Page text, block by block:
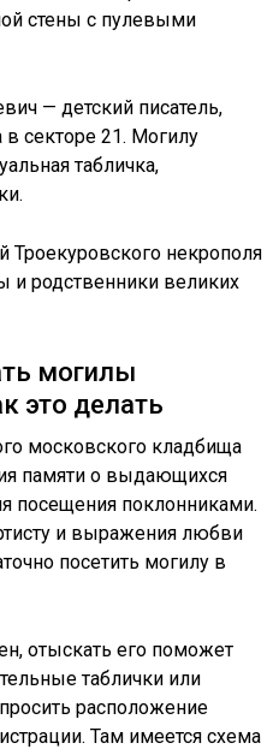
стены с пулевыми
— детский писатель,
в секторе 21. Могилу
табличка,
некрополя
и родственники великих
могилы
это делать
московского кладбища
памяти о выдающихся
посещения поклонниками.
и выражения любви
посетить могилу в
отыскать его поможет
таблички или
расположение
Там имеется схема